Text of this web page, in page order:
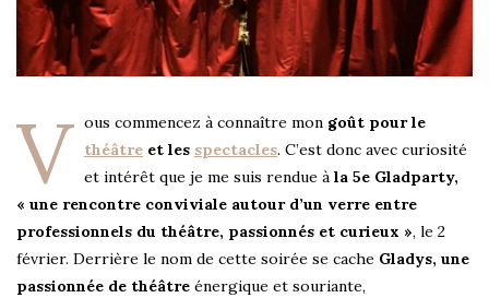
V ous commencez à connaître mon goût pour le
théâtre et les spectacles. C’est donc avec curiosité
et intérêt que je me suis rendue à la 5e Gladparty,
« une rencontre conviviale autour d’un verre entre
professionnels du théâtre, passionnés et curieux », le 2
février. Derrière le nom de cette soirée se cache Gladys, une
passionnée de théâtre énergique et souriante,